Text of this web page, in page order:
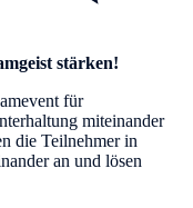
stärken!
für
miteinander
die Teilnehmer in
an und lösen